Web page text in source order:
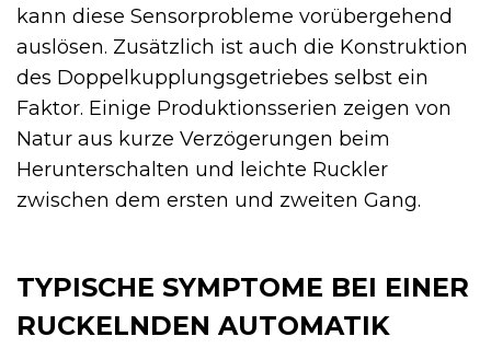
kann diese Sensorprobleme vorübergehend
auslösen. Zusätzlich ist auch die Konstruktion
des Doppelkupplungsgetriebes selbst ein
Faktor. Einige Produktionsserien zeigen von
Natur aus kurze Verzögerungen beim
Herunterschalten und leichte Ruckler
zwischen dem ersten und zweiten Gang.
TYPISCHE SYMPTOME BEI EINER
RUCKELNDEN AUTOMATIK